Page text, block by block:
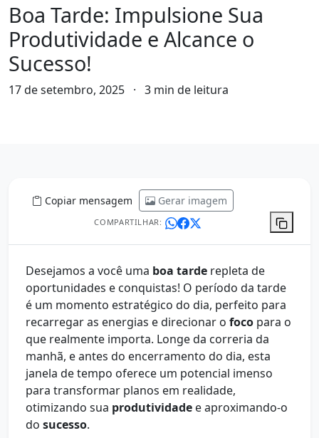
Boa Tarde: Impulsione Sua
Produtividade e Alcance o
Sucesso!
17 de setembro, 2025 · 3 min de leitura
Copiar mensagem Gerar imagem
COMPARTILHAR:
Desejamos a você uma boa tarde repleta de
oportunidades e conquistas! O período da tarde
é um momento estratégico do dia, perfeito para
recarregar as energias e direcionar o foco para o
que realmente importa. Longe da correria da
manhã, e antes do encerramento do dia, esta
janela de tempo oferece um potencial imenso
para transformar planos em realidade,
otimizando sua produtividade e aproximando-o
do sucesso.